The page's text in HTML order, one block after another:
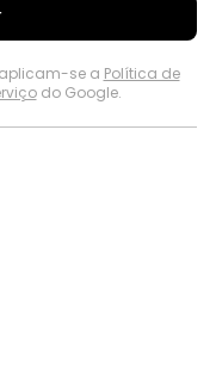
aplicam-se a Política de
do Google.